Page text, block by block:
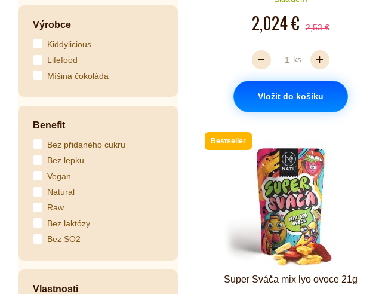
Výrobce
Kiddylicious
Lifefood
Míšina čokoláda
Benefit
Bez přidaného cukru
Bez lepku
Vegan
Natural
Raw
Bez laktózy
Bez SO2
Vlastnosti
2,024 € 2,53 €
ks
Vložit do košíku
Bestseller
Super Sváča mix lyo ovoce 21g